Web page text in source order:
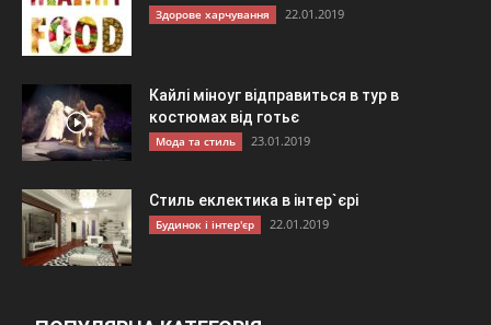
Здорове харчування 22.01.2019
Кайлі міноуг відправиться в тур в
костюмах від готьє
Мода та стиль 23.01.2019
Стиль еклектика в інтер`єрі
Будинок і інтер'єр 22.01.2019